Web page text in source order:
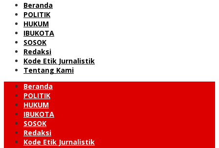
Beranda
POLITIK
HUKUM
IBUKOTA
SOSOK
Redaksi
Kode Etik Jurnalistik
Tentang Kami
Beranda
POLITIK
HUKUM
IBUKOTA
SOSOK
Redaksi
Kode Etik Jurnalistik